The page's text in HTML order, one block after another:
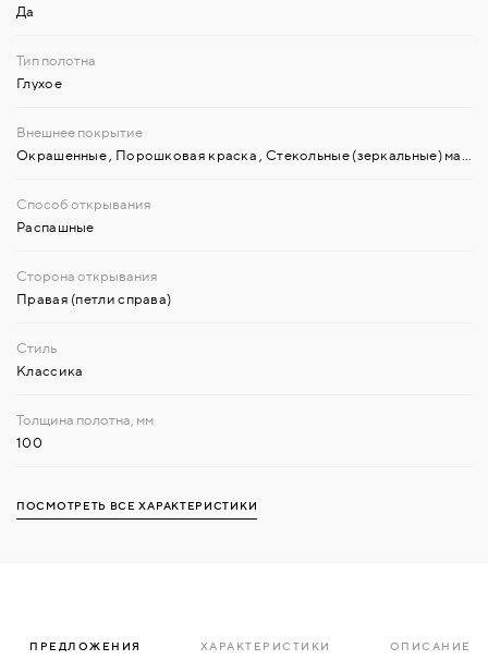
Да
Глухое
Окрашенные Порошковая краска Стекольные (зеркальные) материалы
Распашные
Правая (петли справа)
Классика
100
ПОСМОТРЕТЬ ВСЕ ХАРАКТЕРИСТИКИ
ПРЕДЛОЖЕНИЯ ХАРАКТЕРИСТИКИ ОПИСАНИЕ